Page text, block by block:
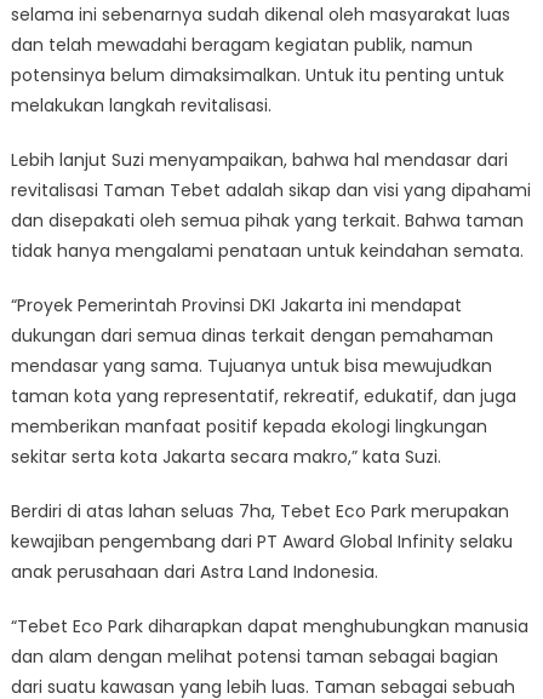
selama ini sebenarnya sudah dikenal oleh masyarakat luas
dan telah mewadahi beragam kegiatan publik, namun
potensinya belum dimaksimalkan. Untuk itu penting untuk
melakukan langkah revitalisasi.
Lebih lanjut Suzi menyampaikan, bahwa hal mendasar dari
revitalisasi Taman Tebet adalah sikap dan visi yang dipahami
dan disepakati oleh semua pihak yang terkait. Bahwa taman
tidak hanya mengalami penataan untuk keindahan semata.
“Proyek Pemerintah Provinsi DKI Jakarta ini mendapat
dukungan dari semua dinas terkait dengan pemahaman
mendasar yang sama. Tujuanya untuk bisa mewujudkan
taman kota yang representatif, rekreatif, edukatif, dan juga
memberikan manfaat positif kepada ekologi lingkungan
sekitar serta kota Jakarta secara makro,” kata Suzi.
Berdiri di atas lahan seluas 7ha, Tebet Eco Park merupakan
kewajiban pengembang dari PT Award Global Infinity selaku
anak perusahaan dari Astra Land Indonesia.
“Tebet Eco Park diharapkan dapat menghubungkan manusia
dan alam dengan melihat potensi taman sebagai bagian
dari suatu kawasan yang lebih luas. Taman sebagai sebuah